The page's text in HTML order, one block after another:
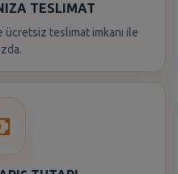
TESLIMAT
ücretsiz teslimat imkanı ile